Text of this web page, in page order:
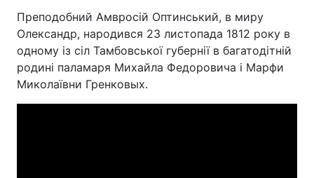
Преподобний Амвросій Оптинський, в миру
Олександр, народився 23 листопада 1812 року в
одному із сіл Тамбовської губернії в багатодітній
родині паламаря Михайла Федоровича і Марфи
Миколаївни Гренковых.